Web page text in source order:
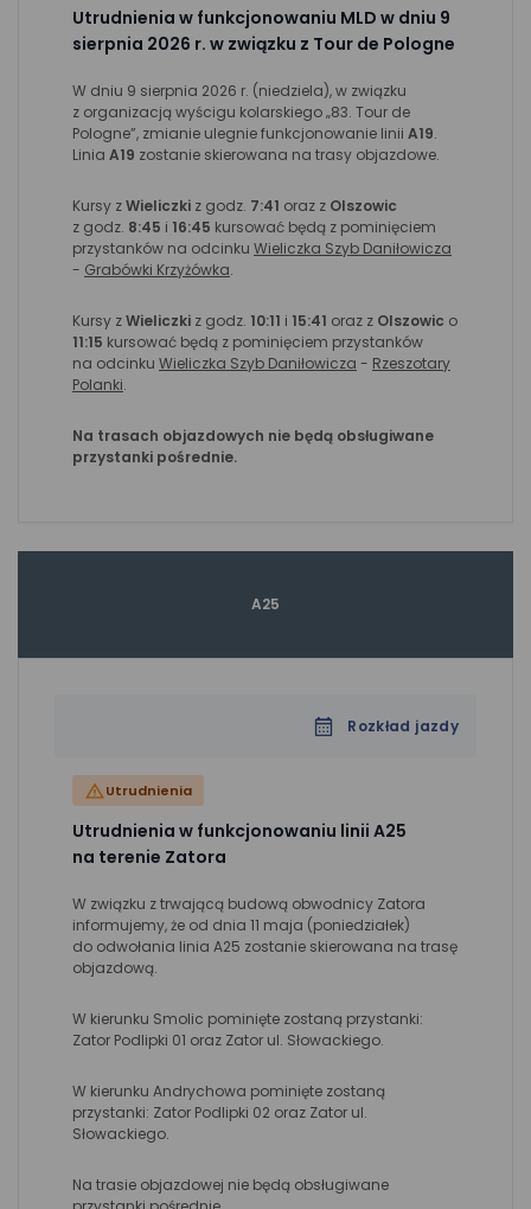
Utrudnienia w funkcjonowaniu MLD w dniu 9
sierpnia 2026 r. w związku z Tour de Pologne
W dniu 9 sierpnia 2026 r. (niedziela), w związku
z organizacją wyścigu kolarskiego „83. Tour de
Pologne”, zmianie ulegnie funkcjonowanie linii A19.
Linia A19 zostanie skierowana na trasy objazdowe.
Kursy zWieliczki z godz. 7:41 oraz z Olszowic
z godz. 8:45 i 16:45 kursować będą z pominięciem
przystanków na odcinku Wieliczka Szyb Daniłowicza
- Grabówki Krzyżówka.
Kursy zWieliczki z godz. 10:11 i 15:41 oraz z Olszowic o
11:15 kursować będą z pominięciem przystanków
na odcinku Wieliczka Szyb Daniłowicza - Rzeszotary
Polanki.
Na trasach objazdowych nie będą obsługiwane
przystanki pośrednie.
A25
Rozkład jazdy
Utrudnienia
Utrudnienia w funkcjonowaniu linii A25
na terenie Zatora
W związku z trwającą budową obwodnicy Zatora
informujemy, że od dnia 11 maja (poniedziałek)
do odwołania linia A25 zostanie skierowana na trasę
objazdową.
W kierunku Smolic pominięte zostaną przystanki:
Zator Podlipki 01 oraz Zator ul. Słowackiego.
W kierunku Andrychowa pominięte zostaną
przystanki: Zator Podlipki 02 oraz Zator ul.
Słowackiego.
Na trasie objazdowej nie będą obsługiwane